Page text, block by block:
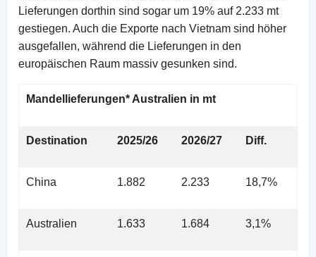
Lieferungen dorthin sind sogar um 19% auf 2.233 mt
gestiegen. Auch die Exporte nach Vietnam sind höher
ausgefallen, während die Lieferungen in den
europäischen Raum massiv gesunken sind.
Mandellieferungen* Australien in mt
Destination 2025/26 2026/27 Diff.
China 1.882 2.233 18,7%
Australien 1.633 1.684 3,1%